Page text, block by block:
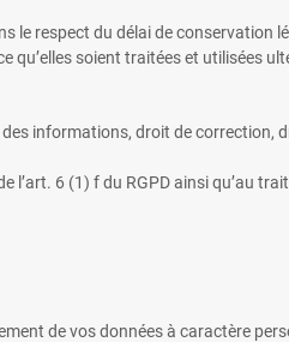
le respect du délai de conservation
qu’elles soient traitées et utilisées
informations, droit de correction,
l’art. 6 (1) f du RGPD ainsi qu’au
de vos données à caractère